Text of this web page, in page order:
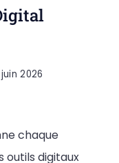
juin 2026
chaque
outils digitaux